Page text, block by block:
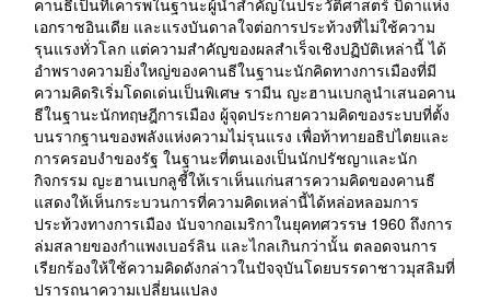
คานธีเป็นที่เคารพในฐานะผู้นำสำคัญในประวัติศาสตร์ บิดาแห่ง
เอกราชอินเดีย และแรงบันดาลใจต่อการประท้วงที่ไม่ใช้ความ
รุนแรงทั่วโลก แต่ความสำคัญของผลสำเร็จเชิงปฏิบัติเหล่านี้ ได้
อำพรางความยิ่งใหญ่ของคานธีในฐานะนักคิดทางการเมืองที่มี
ความคิดริเริ่มโดดเด่นเป็นพิเศษ รามีน ญะฮานเบกลูนำเสนอคาน
ธีในฐานะนักทฤษฎีการเมือง ผู้จุดประกายความคิดของระบบที่ตั้ง
บนรากฐานของพลังแห่งความไม่รุนแรง เพื่อท้าทายอธิปไตยและ
การครอบงำของรัฐ ในฐานะที่ตนเองเป็นนักปรัชญาและนัก
กิจกรรม ญะฮานเบกลูชี้ให้เราเห็นแก่นสารความคิดของคานธี
แสดงให้เห็นกระบวนการที่ความคิดเหล่านี้ได้หล่อหลอมการ
ประท้วงทางการเมือง นับจากอเมริกาในยุคทศวรรษ 1960 ถึงการ
ล่มสลายของกำแพงเบอร์ลิน และไกลเกินกว่านั้น ตลอดจนการ
เรียกร้องให้ใช้ความคิดดังกล่าวในปัจจุบันโดยบรรดาชาวมุสลิมที่
ปรารถนาความเปลี่ยนแปลง